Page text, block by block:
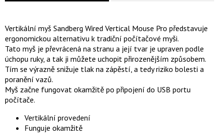
Vertikální myš Sandberg Wired Vertical Mouse Pro představuje
ergonomickou alternativu k tradiční počítačové myši.
Tato myš je převrácená na stranu a její tvar je upraven podle
úchopu ruky, a tak ji můžete uchopit přirozenějším způsobem.
Tím se výrazně snižuje tlak na zápěstí, a tedy riziko bolesti a
poranění vazů.
Myš začne fungovat okamžitě po připojení do USB portu
počítače.
Vertikální provedení
Funguje okamžitě